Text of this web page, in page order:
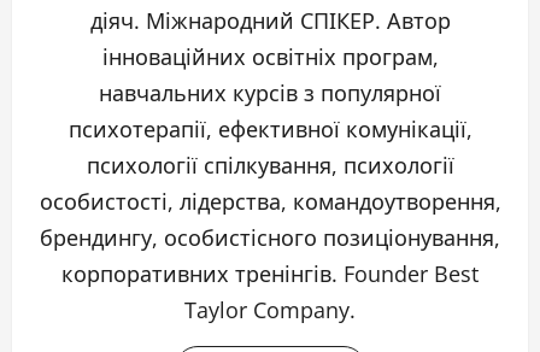
діяч. Міжнародний СПІКЕР. Автор
інноваційних освітніх програм,
навчальних курсів з популярної
психотерапії, ефективної комунікації,
психології спілкування, психології
особистості, лідерства, командоутворення,
брендингу, особистісного позиціонування,
корпоративних тренінгів. Founder Best
Taylor Company.